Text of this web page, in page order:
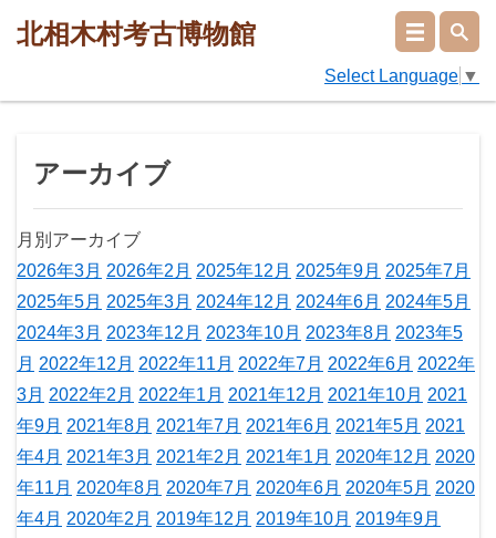
北相木村考古博物館
Select Language ▼
アーカイブ
月別アーカイブ
2026年3月 2026年2月 2025年12月 2025年9月 2025年7月
2025年5月 2025年3月 2024年12月 2024年6月 2024年5月
2024年3月 2023年12月 2023年10月 2023年8月 2023年5
月 2022年12月 2022年11月 2022年7月 2022年6月 2022年
3月 2022年2月 2022年1月 2021年12月 2021年10月 2021
年9月 2021年8月 2021年7月 2021年6月 2021年5月 2021
年4月 2021年3月 2021年2月 2021年1月 2020年12月 2020
年11月 2020年8月 2020年7月 2020年6月 2020年5月 2020
年4月 2020年2月 2019年12月 2019年10月 2019年9月